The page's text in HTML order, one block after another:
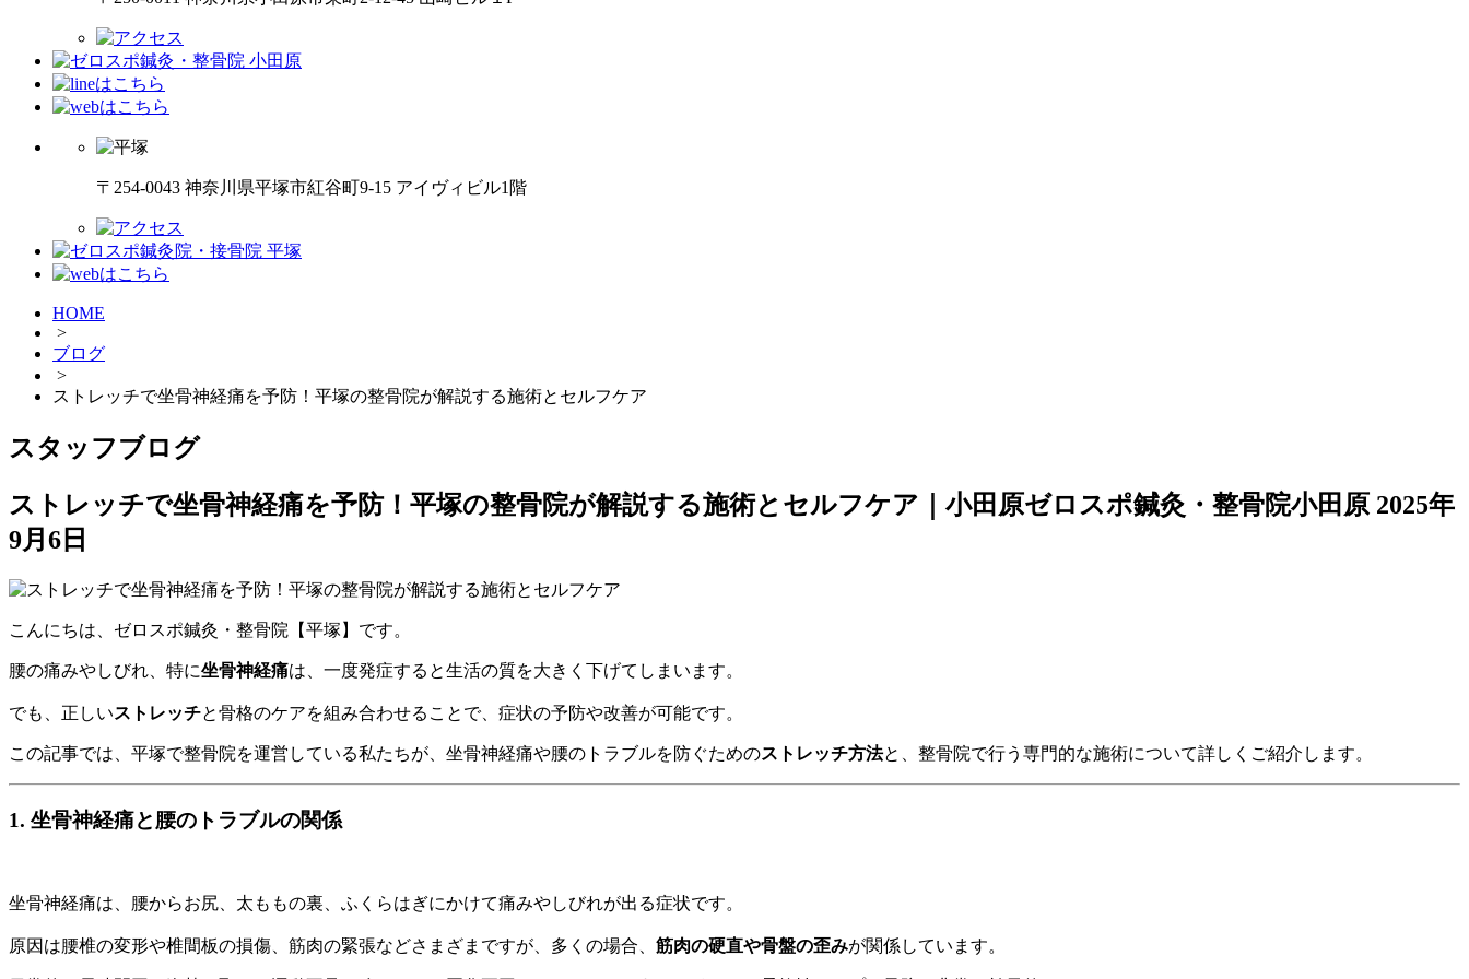
〒254-0043 神奈川県平塚市紅谷町9-15 アイヴィビル1階
HOME
>
ブログ
>
ストレッチで坐骨神経痛を予防！平塚の整骨院が解説する施術とセルフケア
スタッフブログ
ストレッチで坐骨神経痛を予防！平塚の整骨院が解説する施術とセルフケア｜小田原ゼロスポ鍼灸・整骨院小田原 2025年
9月6日
こんにちは、ゼロスポ鍼灸・整骨院【平塚】です。
腰の痛みやしびれ、特に坐骨神経痛は、一度発症すると生活の質を大きく下げてしまいます。
でも、正しいストレッチと骨格のケアを組み合わせることで、症状の予防や改善が可能です。
この記事では、平塚で整骨院を運営している私たちが、坐骨神経痛や腰のトラブルを防ぐためのストレッチ方法と、整骨院で行う専門的な施術について詳しくご紹介します。
1. 坐骨神経痛と腰のトラブルの関係
坐骨神経痛は、腰からお尻、太ももの裏、ふくらはぎにかけて痛みやしびれが出る症状です。
原因は腰椎の変形や椎間板の損傷、筋肉の緊張などさまざまですが、多くの場合、 筋肉の硬直や骨盤の歪みが関係しています。